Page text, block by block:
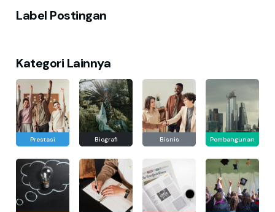
Label Postingan
Kategori Lainnya
Prestasi Biografi Bisnis Pembangunan